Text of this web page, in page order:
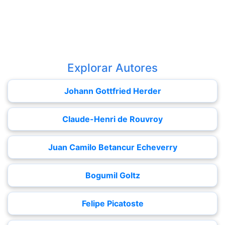
Explorar Autores
Johann Gottfried Herder
Claude-Henri de Rouvroy
Juan Camilo Betancur Echeverry
Bogumil Goltz
Felipe Picatoste